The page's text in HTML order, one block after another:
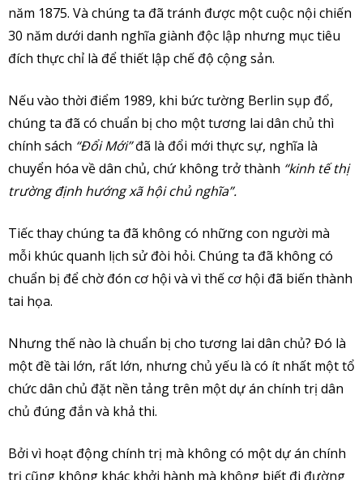
năm 1875. Và chúng ta đã tránh được một cuộc nội chiến
30 năm dưới danh nghĩa giành độc lập nhưng mục tiêu
đích thực chỉ là để thiết lập chế độ cộng sản.
Nếu vào thời điểm 1989, khi bức tường Berlin sụp đổ,
chúng ta đã có chuẩn bị cho một tương lai dân chủ thì
chính sách “Đổi Mới”đã là đổi mới thực sự, nghĩa là
chuyển hóa về dân chủ, chứ không trở thành “kinh tế thị
trường định hướng xã hội chủ nghĩa”.
Tiếc thay chúng ta đã không có những con người mà
mỗi khúc quanh lịch sử đòi hỏi. Chúng ta đã không có
chuẩn bị để chờ đón cơ hội và vì thế cơ hội đã biến thành
tai họa.
Nhưng thế nào là chuẩn bị cho tương lai dân chủ? Đó là
một đề tài lớn, rất lớn, nhưng chủ yếu là có ít nhất một tổ
chức dân chủ đặt nền tảng trên một dự án chính trị dân
chủ đúng đắn và khả thi.
Bởi vì hoạt động chính trị mà không có một dự án chính
trị cũng không khác khởi hành mà không biết đi đường